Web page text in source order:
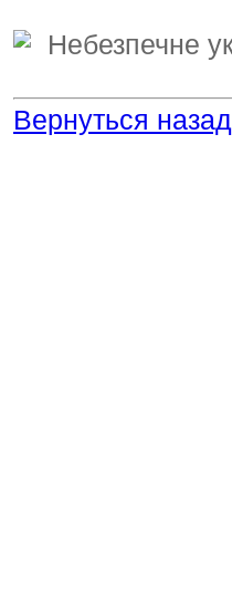
Вернуться назад